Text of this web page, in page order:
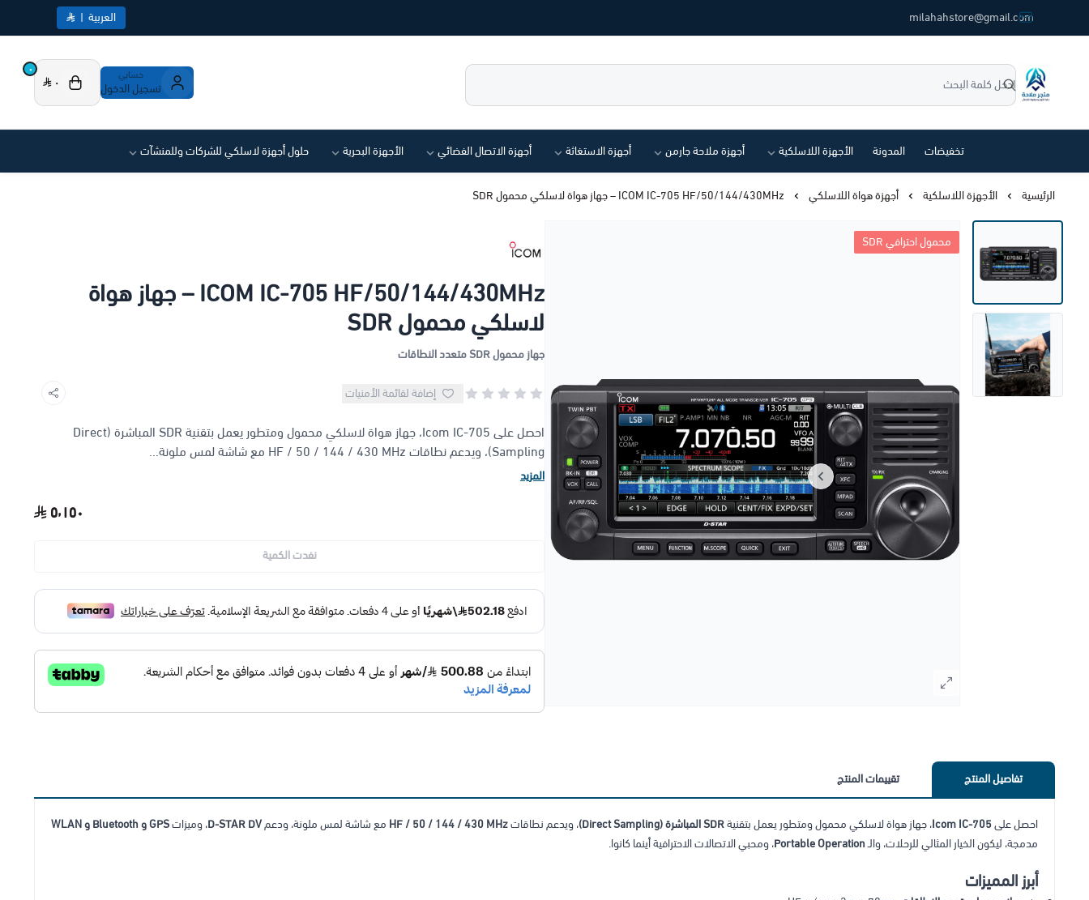
common.titles.skip_to_main_content
milahahstore@gmail.com العربية |
متجر ملاحة
حسابي
تسجيل الدخول
٠
٠
تخفيضات المدونة الأجهزة اللاسلكية أجهزة ملاحة جارمن أجهزة الاستغاثة أجهزة الاتصال الفضائي الأجهزة البحرية حلول أجهزة لاسلكي للشركات وللمنشآت
الرئيسية الأجهزة اللاسلكية أجهزة هواة اللاسلكي ICOM IC-705 HF/50/144/430MHz – جهاز هواة لاسلكي محمول SDR
SDR محمول احترافي
ICOM IC-705 HF/50/144/430MHz – جهاز هواة
لاسلكي محمول SDR
جهاز محمول SDR متعدد النطاقات
إضافة لقائمة الأمنيات
احصل على Icom IC-705، جهاز هواة لاسلكي محمول ومتطور يعمل بتقنية SDR المباشرة (Direct
Sampling)، ويدعم نطاقات HF / 50 / 144 / 430 MHz مع شاشة لمس ملونة...
المزيد
٥٬١٥٠
نفدت الكمية
تفاصيل المنتج تقييمات المنتج
احصل علىIcom IC-705، جهاز هواة لاسلكي محمول ومتطور يعمل بتقنيةSDR المباشرة (Direct Sampling) ، ويدعم نطاقاتHF / 50 / 144 / 430 MHz مع شاشة لمس ملونة، ودعمD-STAR DV، وميزاتGPS و Bluetooth و WLAN
مدمجة، ليكون الخيار المثالي للرحلات، والـPortable Operation، ومحبي الاتصالات الاحترافية أينما كانوا.
أبرز المميزات